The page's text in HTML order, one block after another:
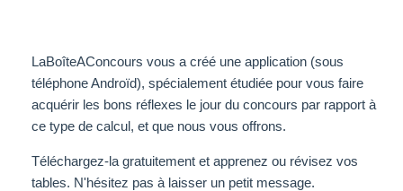
LaBoîteAConcours vous a créé une application (sous
téléphone Androïd), spécialement étudiée pour vous faire
acquérir les bons réflexes le jour du concours par rapport à
ce type de calcul, et que nous vous offrons.
Téléchargez-la gratuitement et apprenez ou révisez vos
tables. N'hésitez pas à laisser un petit message.